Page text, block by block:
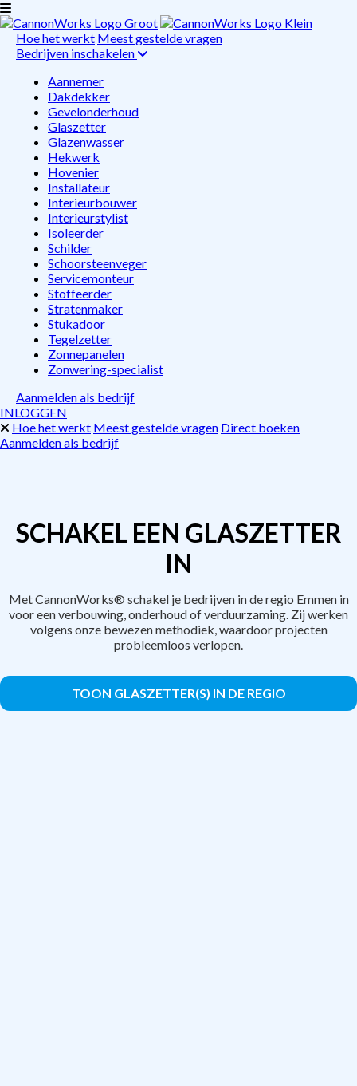
Hoe het werkt Meest gestelde vragen
Bedrijven inschakelen
Aannemer
Dakdekker
Gevelonderhoud
Glaszetter
Glazenwasser
Hekwerk
Hovenier
Installateur
Interieurbouwer
Interieurstylist
Isoleerder
Schilder
Schoorsteenveger
Servicemonteur
Stoffeerder
Stratenmaker
Stukadoor
Tegelzetter
Zonnepanelen
Zonwering-specialist
Aanmelden als bedrijf
INLOGGEN
Hoe het werkt Meest gestelde vragen Direct boeken
Aanmelden als bedrijf
SCHAKEL EEN GLASZETTER
IN
Met CannonWorks® schakel je bedrijven in de regio Emmen in
voor een verbouwing, onderhoud of verduurzaming. Zij werken
volgens onze bewezen methodiek, waardoor projecten
probleemloos verlopen.
TOON GLASZETTER(S) IN DE REGIO